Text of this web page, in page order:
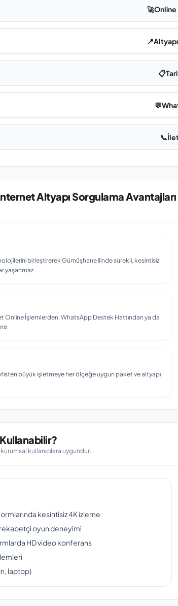
🚀Online
📍
📋
💬
📞
Altyapı Sorgulama Avantajları
birleştirerek Gümüşhane ilinde sürekli, kesintisiz
yaşanmaz.
Online İşlemlerden, WhatsApp Destek Hattından ya da
büyük işletmeye her ölçeğe uygun paket ve altyapı
kullanıcılara uygundur.
kesintisiz 4K izleme
oyun deneyimi
HD video konferans
laptop)